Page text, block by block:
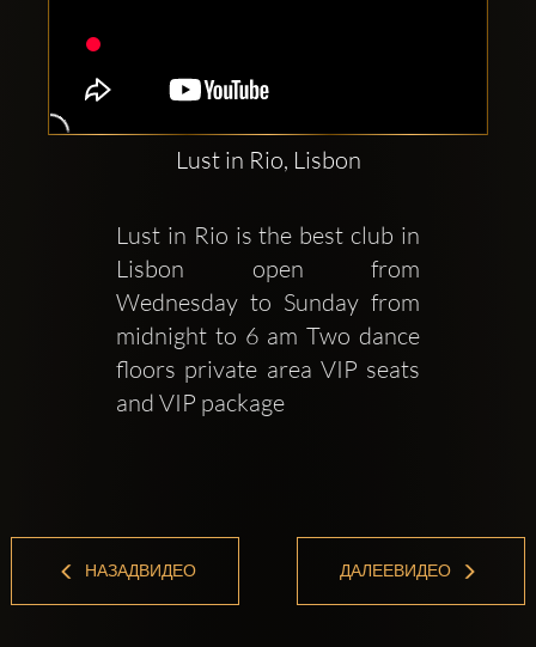
Lust in Rio, Lisbon
Lust in Rio is the best club in
Lisbon open from
Wednesday to Sunday from
midnight to 6 am Two dance
floors private area VIP seats
and VIP package
НАЗАДВИДЕО ДАЛЕЕВИДЕО